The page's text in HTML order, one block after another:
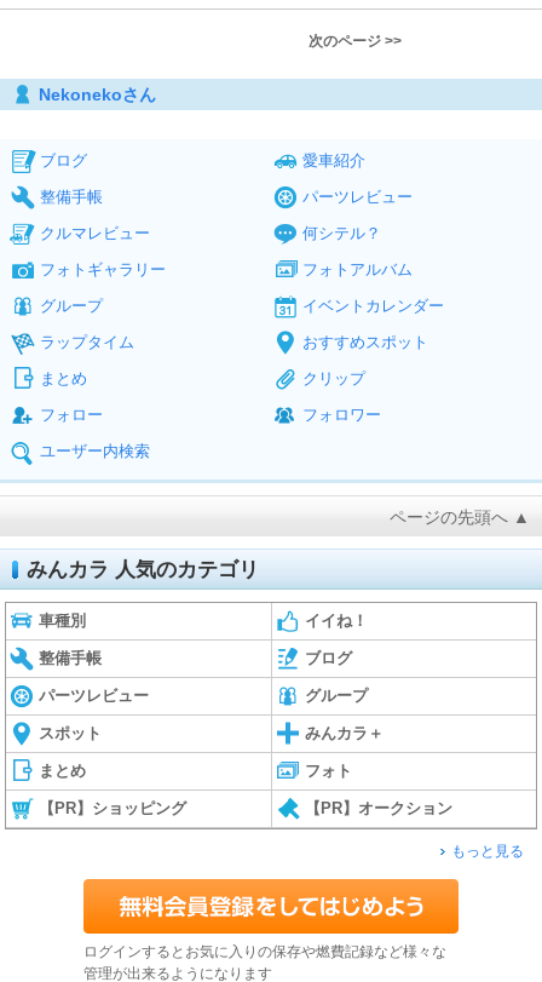
次のページ >>
Nekonekoさん
ブログ
愛車紹介
整備手帳
パーツレビュー
クルマレビュー
何シテル？
フォトギャラリー
フォトアルバム
グループ
イベントカレンダー
ラップタイム
おすすめスポット
まとめ
クリップ
フォロー
フォロワー
ユーザー内検索
ページの先頭へ ▲
みんカラ 人気のカテゴリ
車種別 イイね！
整備手帳 ブログ
パーツレビュー グループ
スポット みんカラ＋
まとめ フォト
【PR】ショッピング 【PR】オークション
もっと見る
ログインするとお気に入りの保存や燃費記録など様々な
管理が出来るようになります